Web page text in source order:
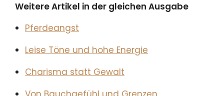
Weitere Artikel in der gleichen Ausgabe
Pferdeangst
Leise Töne und hohe Energie
Charisma statt Gewalt